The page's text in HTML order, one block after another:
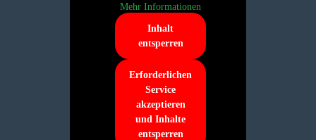
Mehr Informationen
Inhalt
entsperren
Erforderlichen
Service
akzeptieren
und Inhalte
entsperren